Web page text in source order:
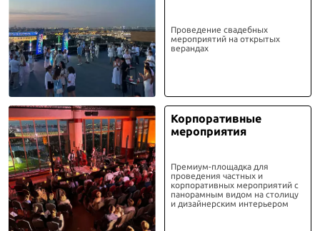
Проведение свадебных
мероприятий на открытых
верандах
Корпоративные
мероприятия
Премиум-площадка для
проведения частных и
корпоративных мероприятий с
панорамным видом на столицу
и дизайнерским интерьером